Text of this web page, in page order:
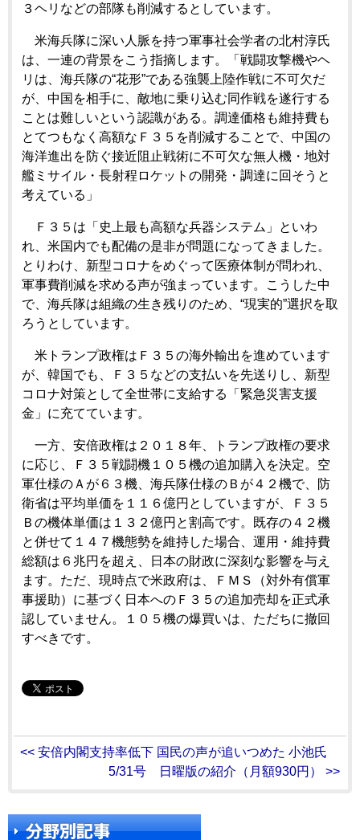
３ヘリなどの部隊も削減するとしています。
米海兵隊に深い人脈を持つ軍事社会学者の北村淳氏
は、一連の背景をこう指摘します。「戦闘攻撃機やヘ
リは、海兵隊の“花形”である強襲上陸作戦に不可欠だ
が、中国を相手に、敵地に乗り込む同作戦を遂行する
ことは難しいという認識がある。調達価格も維持費も
とてつもなく高額なＦ３５を削減することで、中国の
海洋進出を防ぐ接近阻止戦術に不可欠な無人機・地対
艦ミサイル・長射程ロケットの開発・調達に回そうと
考えている」
Ｆ３５は「史上最も高額な兵器システム」といわ
れ、米国内でも配備の是非が問題になってきました。
とりわけ、新型コロナをめぐって医療体制が問われ、
軍事費削減を求める声が強まっています。こうした中
で、海兵隊は組織の生き残りのため、“現実的”選択を取
ろうとしています。
米トランプ政権はＦ３５の海外輸出を進めています
が、韓国でも、Ｆ３５などの支払いを先送りし、新型
コロナ対策として全世帯に支給する「緊急災害支援
金」に充てています。
一方、安倍政権は２０１８年、トランプ政権の要求
に応じ、Ｆ３５戦闘機１０５機の追加購入を決定。空
軍仕様のＡが６３機、海兵隊仕様のＢが４２機で、防
衛省は平均単価を１１６億円としていますが、Ｆ３５
Ｂの機体単価は１３２億円と割高です。既存の４２機
と併せて１４７機態勢を維持した場合、運用・維持費
総額は６兆円を超え、日本の財政に深刻な影響を与え
ます。ただ、現時点で米政府は、ＦＭＳ（対外有償軍
事援助）に基づく日本へのＦ３５の追加売却を正式承
認していません。１０５機の爆買いは、ただちに撤回
すべきです。
<< 安倍内閣支持率低下 国民の声が追いつめた 小池氏
5/31号 日曜版の紹介（月額930円） >>